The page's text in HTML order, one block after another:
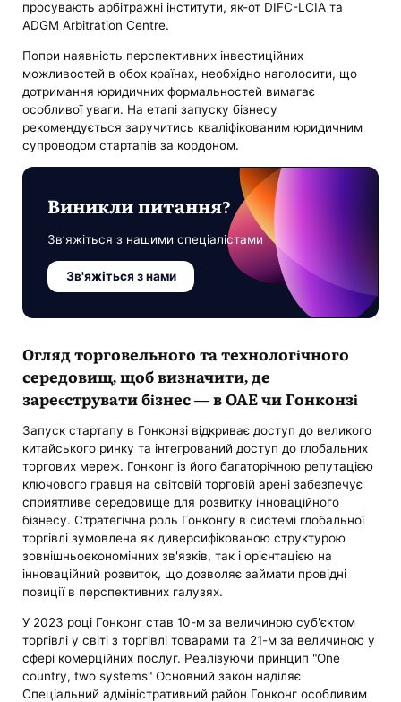
просувають арбітражні інститути, як-от DIFC-LCIA та
ADGM Arbitration Centre.
Попри наявність перспективних інвестиційних
можливостей в обох країнах, необхідно наголосити, що
дотримання юридичних формальностей вимагає
особливої уваги. На етапі запуску бізнесу
рекомендується заручитись кваліфікованим юридичним
супроводом стартапів за кордоном.
Виникли питання?
Зв’яжіться з нашими спеціалістами
Зв'яжіться з нами
Огляд торговельного та технологічного
середовищ, щоб визначити, де
зареєструвати бізнес — в ОАЕ чи Гонконзі
Запуск стартапу в Гонконзі відкриває доступ до великого
китайського ринку та інтегрований доступ до глобальних
торгових мереж. Гонконг із його багаторічною репутацією
ключового гравця на світовій торговій арені забезпечує
сприятливе середовище для розвитку інноваційного
бізнесу. Стратегічна роль Гонконгу в системі глобальної
торгівлі зумовлена ​​як диверсифікованою структурою
зовнішньоекономічних зв'язків, так і орієнтацією на
інноваційний розвиток, що дозволяє займати провідні
позиції в перспективних галузях.
У 2023 році Гонконг став 10-м за величиною суб'єктом
торгівлі у світі з торгівлі товарами та 21-м за величиною у
сфері комерційних послуг. Реалізуючи принцип "One
country, two systems" Основний закон наділяє
Спеціальний адміністративний район Гонконг особливим